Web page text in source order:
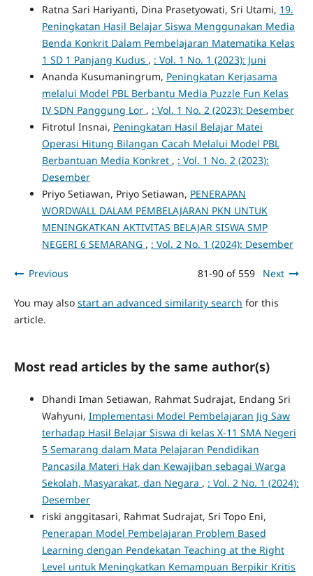
Ratna Sari Hariyanti, Dina Prasetyowati, Sri Utami, 19.
Peningkatan Hasil Belajar Siswa Menggunakan Media
Benda Konkrit Dalam Pembelajaran Matematika Kelas
1 SD 1 Panjang Kudus , : Vol. 1 No. 1 (2023): Juni
Ananda Kusumaningrum, Peningkatan Kerjasama
melalui Model PBL Berbantu Media Puzzle Fun Kelas
IV SDN Panggung Lor , : Vol. 1 No. 2 (2023): Desember
Fitrotul Insnai, Peningkatan Hasil Belajar Matei
Operasi Hitung Bilangan Cacah Melalui Model PBL
Berbantuan Media Konkret , : Vol. 1 No. 2 (2023):
Desember
Priyo Setiawan, Priyo Setiawan, PENERAPAN
WORDWALL DALAM PEMBELAJARAN PKN UNTUK
MENINGKATKAN AKTIVITAS BELAJAR SISWA SMP
NEGERI 6 SEMARANG , : Vol. 2 No. 1 (2024): Desember
Previous 81-90 of 559 Next
You may also start an advanced similarity search for this
article.
Most read articles by the same author(s)
Dhandi Iman Setiawan, Rahmat Sudrajat, Endang Sri
Wahyuni, Implementasi Model Pembelajaran Jig Saw
terhadap Hasil Belajar Siswa di kelas X-11 SMA Negeri
5 Semarang dalam Mata Pelajaran Pendidikan
Pancasila Materi Hak dan Kewajiban sebagai Warga
Sekolah, Masyarakat, dan Negara , : Vol. 2 No. 1 (2024):
Desember
riski anggitasari, Rahmat Sudrajat, Sri Topo Eni,
Penerapan Model Pembelajaran Problem Based
Learning dengan Pendekatan Teaching at the Right
Level untuk Meningkatkan Kemampuan Berpikir Kritis